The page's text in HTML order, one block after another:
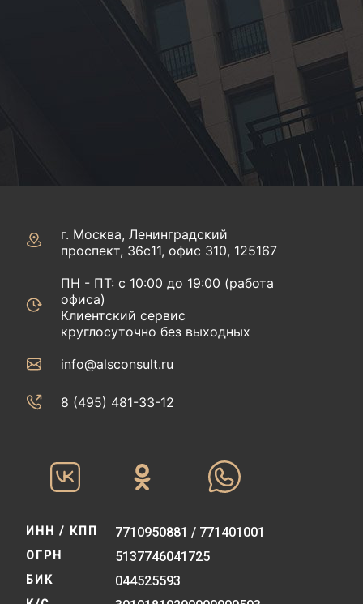
г. Москва, Ленинградский
проспект, 36с11, офис 310, 125167
ПН - ПТ: с 10:00 до 19:00 (работа
офиса)
Клиентский сервис
круглосуточно без выходных
info@alsconsult.ru
8 (495) 481-33-12‬‬
ИНН / КПП 7710950881 / 771401001
ОГРН 5137746041725
БИК 044525593